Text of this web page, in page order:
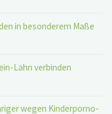
in besonderem Maße
Lahn verbinden
wegen Kinderporno-